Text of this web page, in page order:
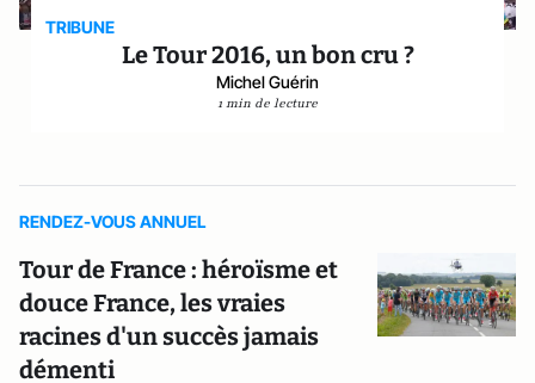
TRIBUNE
Le Tour 2016, un bon cru ?
Michel Guérin
1 min de lecture
RENDEZ-VOUS ANNUEL
Tour de France : héroïsme et
douce France, les vraies
racines d'un succès jamais
démenti